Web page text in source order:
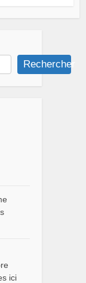
Rechercher
ici